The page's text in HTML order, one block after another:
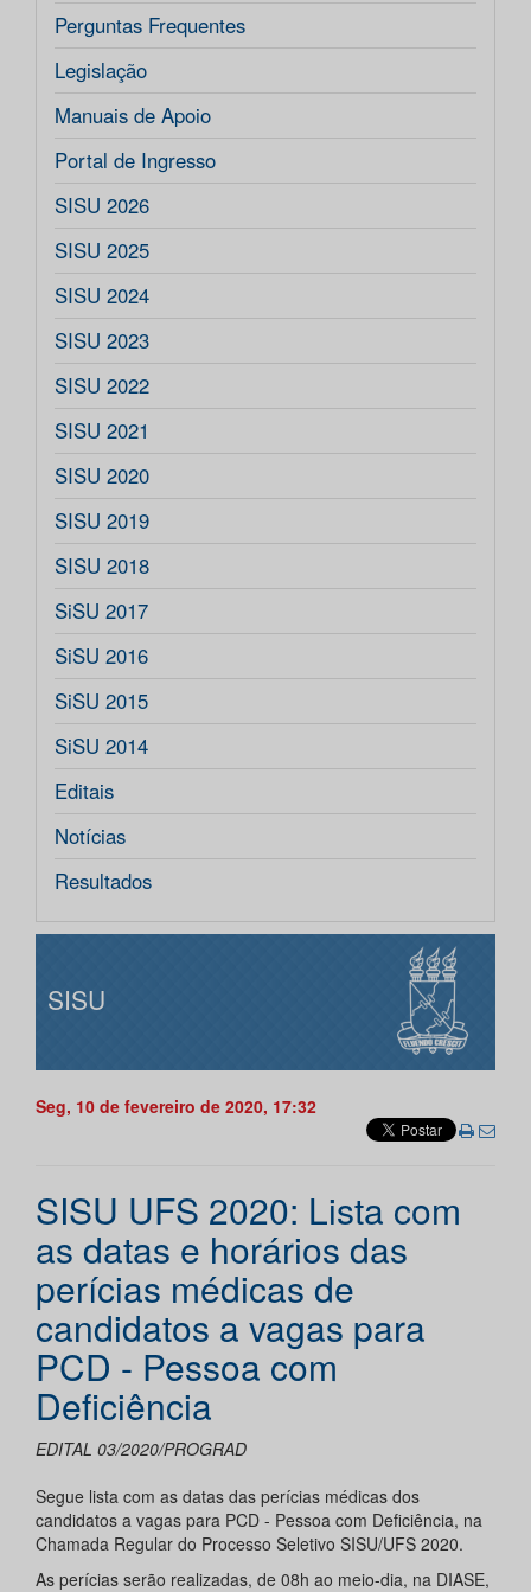
Perguntas Frequentes
Legislação
Manuais de Apoio
Portal de Ingresso
SISU 2026
SISU 2025
SISU 2024
SISU 2023
SISU 2022
SISU 2021
SISU 2020
SISU 2019
SISU 2018
SiSU 2017
SiSU 2016
SiSU 2015
SiSU 2014
Editais
Notícias
Resultados
SISU
Seg, 10 de fevereiro de 2020, 17:32
SISU UFS 2020: Lista com
as datas e horários das
perícias médicas de
candidatos a vagas para
PCD - Pessoa com
Deficiência
EDITAL 03/2020/PROGRAD
Segue lista com as datas das perícias médicas dos
candidatos a vagas para PCD - Pessoa com Deficiência, na
Chamada Regular do Processo Seletivo SISU/UFS 2020.
As perícias serão realizadas, de 08h ao meio-dia, na DIASE,